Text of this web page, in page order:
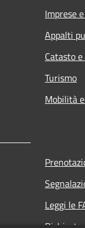
Imprese
Appalti
Catasto
Turismo
Mobilità
Leggi le